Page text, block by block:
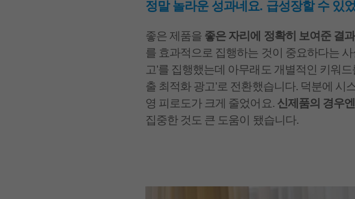
정말 놀라운 성과네요. 급성장할 수 있
좋은 제품을 좋은 자리에 정확히 보여준 결과
를 효과적으로 집행하는 것이 중요하다는
고’를 집행했는데 아무래도 개별적인 키워
출 최적화 광고’로 전환했습니다. 덕분에
영 피로도가 크게 줄었어요. 신제품의 경우
집중한 것도 큰 도움이 됐습니다.